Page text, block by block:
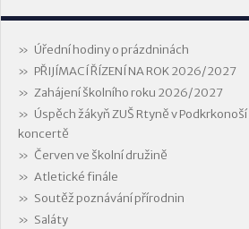
Úřední hodiny o prázdninách
PŘIJÍMACÍ ŘÍZENÍ NA ROK 2026/2027
Zahájení školního roku 2026/2027
Úspěch žákyň ZUŠ Rtyně v
koncertě
Červen ve školní družině
Atletické finále
Soutěž poznávání přírodnin
Saláty